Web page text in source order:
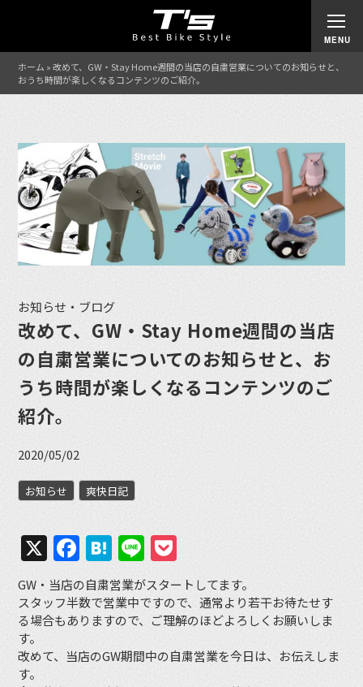
ホーム »改めて、GW・Stay Home週間の当店の自粛営業についてのお知らせと、
おうち時間が楽しくなるコンテンツのご紹介。
お知らせ・ブログ
改めて、GW・Stay Home週間の当店
の自粛営業についてのお知らせと、お
うち時間が楽しくなるコンテンツのご
紹介。
2020/05/02
お知らせ 爽快日記
X Facebook
Hatena
Line
GW・当店の自粛営業がスタートしてます。
スタッフ半数で営業中ですので、通常より若干お待たせす
る場合もありますので、ご理解のほどよろしくお願いしま
す。
改めて、当店のGW期間中の自粛営業を今日は、お伝えしま
す。